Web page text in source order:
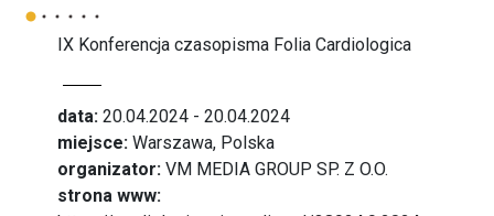
IX Konferencja czasopisma Folia Cardiologica
data: 20.04.2024 - 20.04.2024
miejsce: Warszawa, Polska
organizator: VM MEDIA GROUP SP. Z O.O.
strona www: